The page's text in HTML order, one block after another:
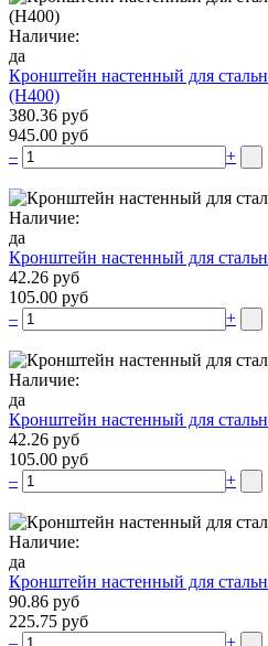
Наличие:
да
Кронштейн настенный для
(H400)
380.36 руб
945.00 руб
–
+
Наличие:
да
Кронштейн настенный для
42.26 руб
105.00 руб
–
+
Наличие:
да
Кронштейн настенный для
42.26 руб
105.00 руб
–
+
Наличие:
да
Кронштейн настенный для
90.86 руб
225.75 руб
–
+